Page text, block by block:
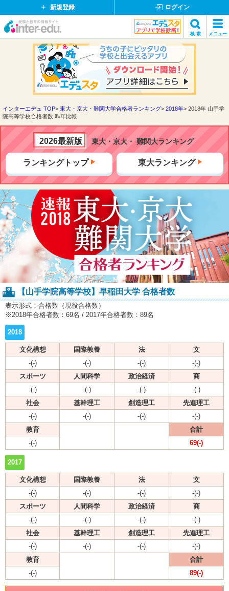
新規登録 ログイン
イ
ド
ッ
ト
検 索 メニュー
検索
インターエデュ TOP 東大・京大・難関大学合格者ランキング 2018年
2018年 山手学
院高等学校合格者数 昨年比較
2026最新版 東大・京大・ 難関大ランキング
ランキングトップ 東大ランキング
【山手学院高等学校】早稲田大学 合格者数
表示形式：合格数（現役合格数）
※2018年合格者数：69名 / 2017年合格者数：89名
2018
文化構想 国際教養 法
文
-(-)
-(-) -(-)
-(-)
スポーツ
人間科学 政治経済
商
-(-)
-(-) -(-)
-(-)
社会
基幹理工 創造理工
先進理工
-(-)
-(-) -(-)
-(-)
教育
合計
-(-)
69(-)
2017
文化構想 国際教養 法
文
-(-)
-(-) -(-)
-(-)
スポーツ
人間科学 政治経済
商
-(-)
-(-) -(-)
-(-)
社会
基幹理工 創造理工
先進理工
-(-)
-(-) -(-)
-(-)
教育
合計
-(-)
89(-)